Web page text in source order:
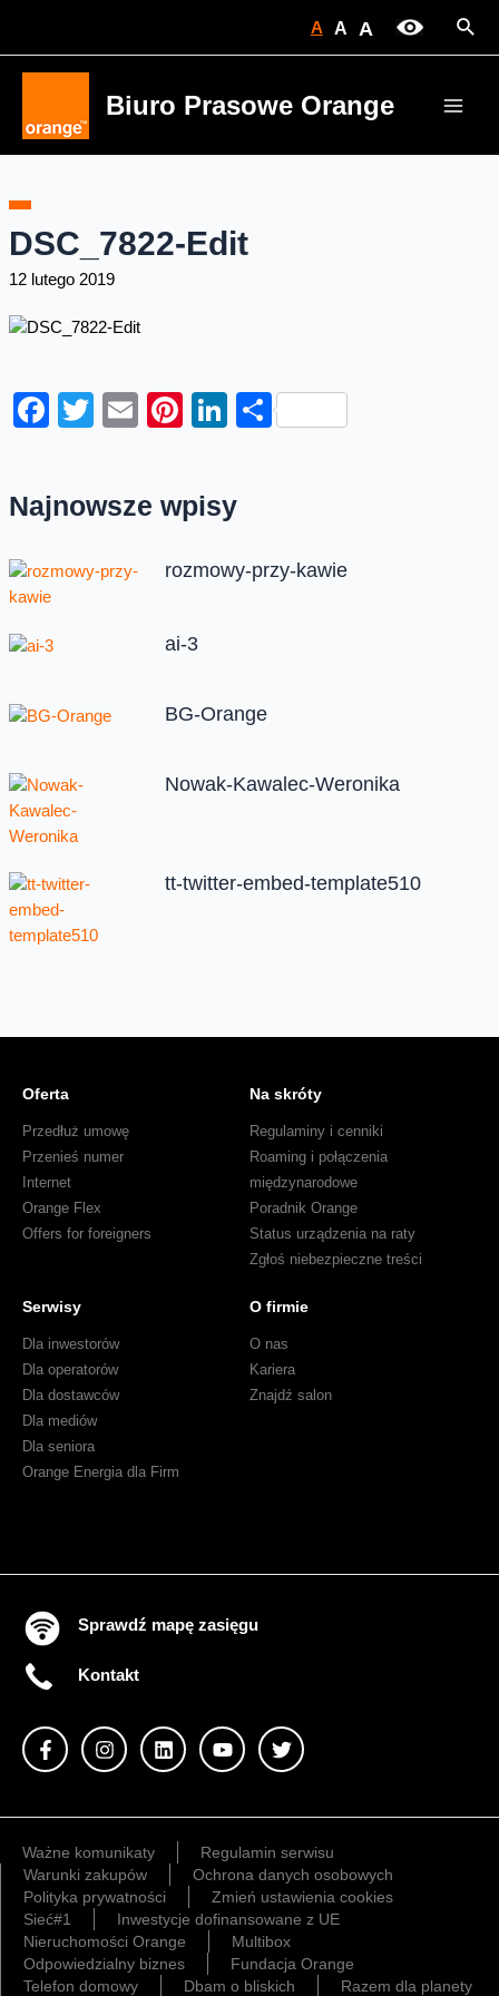
A A A
Biuro Prasowe Orange
DSC_7822-Edit
12 lutego 2019
Facebook
Twitter
EmailPinterest
LinkedIn
Share
Najnowsze wpisy
rozmowy-przy-kawie
ai-3
BG-Orange
Nowak-Kawalec-Weronika
tt-twitter-embed-template510
Oferta
Przedłuż umowę
Przenieś numer
Internet
Orange Flex
Offers for foreigners
Na skróty
Regulaminy i cenniki
Roaming i połączenia
międzynarodowe
Poradnik Orange
Status urządzenia na raty
Zgłoś niebezpieczne treści
Serwisy
Dla inwestorów
Dla operatorów
Dla dostawców
Dla mediów
Dla seniora
Orange Energia dla Firm
O firmie
O nas
Kariera
Znajdź salon
Sprawdź mapę zasięgu
Kontakt
Ważne komunikaty
Regulamin serwisu
Warunki zakupów
Ochrona danych osobowych
Polityka prywatności
Zmień ustawienia cookies
Sieć#1
Inwestycje dofinansowane z UE
Nieruchomości Orange
Multibox
Odpowiedzialny biznes
Fundacja Orange
Telefon domowy
Dbam o bliskich Razem dla planety